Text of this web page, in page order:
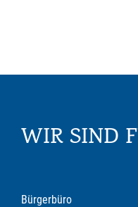
WIR SIND
Bürgerbüro